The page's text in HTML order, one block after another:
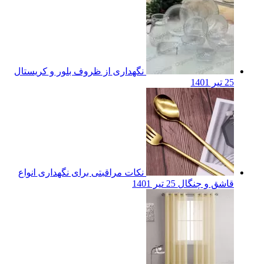
نگهداری از ظروف بلور و کریستال
25 تیر 1401
نکات مراقبتی برای نگهداری انواع
قاشق و چنگال 25 تیر 1401